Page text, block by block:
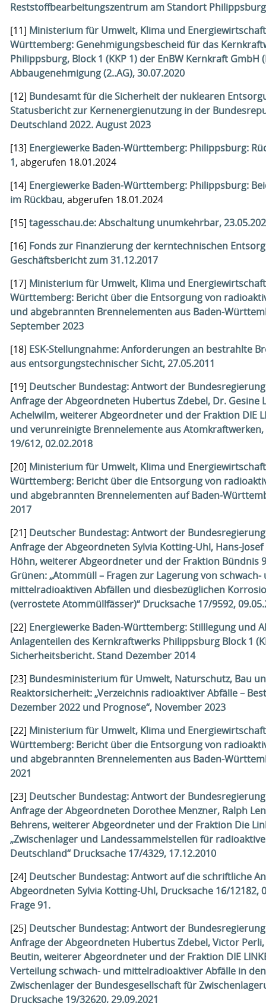
Reststoffbearbeitungszentrum am Standort Philippsburg
[11] Ministerium für Umwelt, Klima und
Württemberg: Genehmigungsbescheid für das
Philippsburg, Block 1 (KKP 1) der EnBW Kernkraft GmbH
Abbaugenehmigung (2..AG), 30.07.2020
[12] Bundesamt für die Sicherheit der nuklearen
Statusbericht zur Kernenergienutzung in der
Deutschland 2022. August 2023
[13] Energiewerke Baden-Württemberg: Philippsburg:
1, abgerufen 18.01.2024
[14] Energiewerke Baden-Württemberg: Philippsburg:
im Rückbau, abgerufen 18.01.2024
[15] tagesschau.de: Abschaltung unumkehrbar,
[16] Fonds zur Finanzierung der kerntechnischen
Geschäftsbericht zum 31.12.2017
[17] Ministerium für Umwelt, Klima und
Württemberg: Bericht über die Entsorgung von
und abgebrannten Brennelementen aus Baden-
September 2023
[18] ESK-Stellungnahme: Anforderungen an bestrahlte
aus entsorgungstechnischer Sicht, 27.05.2011
[19] Deutscher Bundestag: Antwort der
Anfrage der Abgeordneten Hubertus Zdebel, Dr. Gesine
Achelwilm, weiterer Abgeordneter und der Fraktion DIE
und verunreinigte Brennelemente aus Atomkraftwerken,
19/612, 02.02.2018
[20] Ministerium für Umwelt, Klima und
Württemberg: Bericht über die Entsorgung von
und abgebrannten Brennelementen auf Baden-
2017
[21] Deutscher Bundestag: Antwort der
Anfrage der Abgeordneten Sylvia Kotting-Uhl, Hans-Josef
Höhn, weiterer Abgeordneter und der Fraktion Bündnis
Grünen: „Atommüll – Fragen zur Lagerung von schwach-
mittelradioaktiven Abfällen und diesbezüglichen
(verrostete Atommüllfässer)“ Drucksache 17/9592,
[22] Energiewerke Baden-Württemberg: Stilllegung und
Anlagenteilen des Kernkraftwerks Philippsburg Block 1
Sicherheitsbericht. Stand Dezember 2014
[23] Bundesministerium für Umwelt, Naturschutz, Bau
Reaktorsicherheit: „Verzeichnis radioaktiver Abfälle –
Dezember 2022 und Prognose“, November 2023
[22] Ministerium für Umwelt, Klima und
Württemberg: Bericht über die Entsorgung von
und abgebrannten Brennelementen aus Baden-
2021
[23] Deutscher Bundestag: Antwort der
Anfrage der Abgeordneten Dorothee Menzner, Ralph
Behrens, weiterer Abgeordneter und der Fraktion Die
„Zwischenlager und Landessammelstellen für
Deutschland“ Drucksache 17/4329, 17.12.2010
[24] Deutscher Bundestag: Antwort auf die schriftliche
Abgeordneten Sylvia Kotting-Uhl, Drucksache 16/12182,
Frage 91.
[25] Deutscher Bundestag: Antwort der
Anfrage der Abgeordneten Hubertus Zdebel, Victor
Beutin, weiterer Abgeordneter und der Fraktion DIE
Verteilung schwach- und mittelradioaktiver Abfälle in den
Zwischenlager der Bundesgesellschaft für
Drucksache 19/32620, 29.09.2021